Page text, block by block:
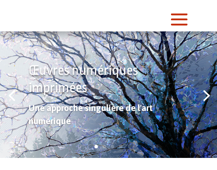
Œuvres numériques
imprimées
Une approche singulière de l'art
numérique